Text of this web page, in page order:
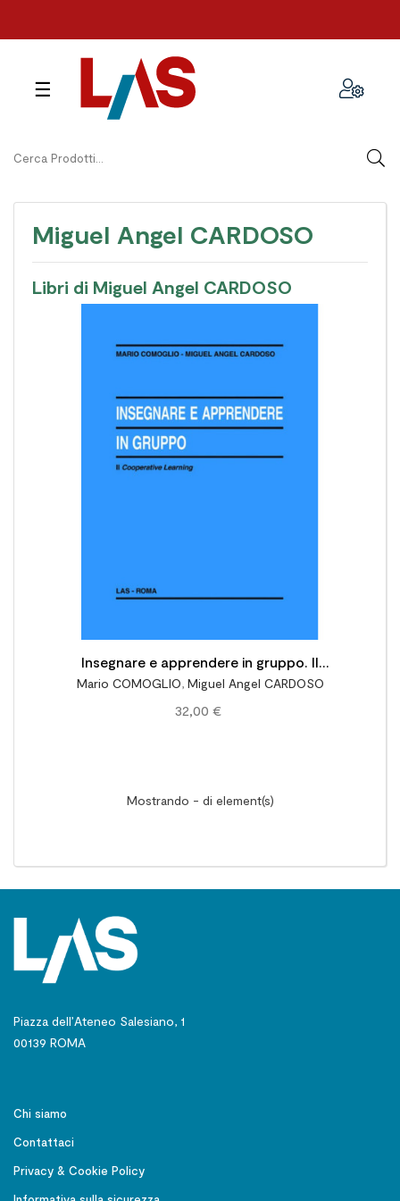
navigazione
☰
Miguel Angel CARDOSO
Libri di Miguel Angel CARDOSO
Insegnare e apprendere in gruppo. Il
cooperative learning
Mario COMOGLIO, Miguel Angel CARDOSO
32,00 €
Mostrando - di element(s)
Piazza dell’Ateneo Salesiano, 1
00139 ROMA
Chi siamo
Contattaci
Privacy & Cookie Policy